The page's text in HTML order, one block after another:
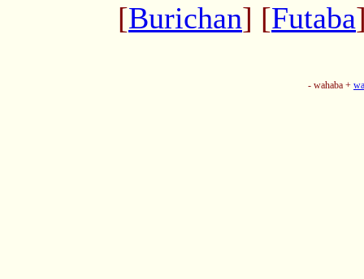
[Burichan] [Futaba
- wahaba +